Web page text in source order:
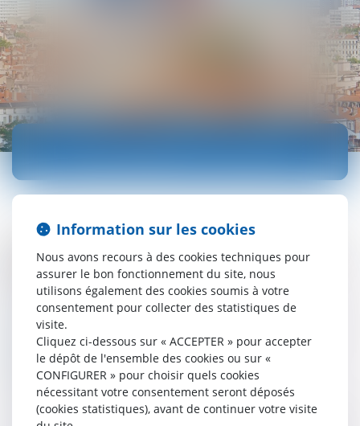
Saône Rhône Avocats assiste ses clients dans toutes
les opérations de restructuration liées notamment à
leur situation économique et financière.
Assistance à la réflexion préalable pour mesurer les
incidences sociales du projet,
Analyse juridique
Préparation de la procédure,
Rédaction des documents juridiques(note
économique, projet de licenciements, plan de
sauvegarde de l'emploi),
Information sur les cookies
Nous avons recours à des cookies techniques pour
assurer le bon fonctionnement du site, nous
utilisons également des cookies soumis à votre
consentement pour collecter des statistiques de
visite.
Cliquez ci-dessous sur « ACCEPTER » pour accepter
le dépôt de l'ensemble des cookies ou sur «
CONFIGURER » pour choisir quels cookies
nécessitant votre consentement seront déposés
(cookies statistiques), avant de continuer votre visite